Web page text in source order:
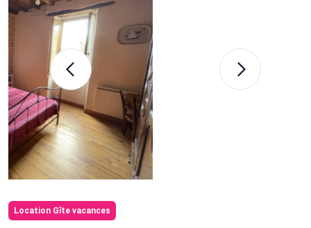
Location Gîte vacances